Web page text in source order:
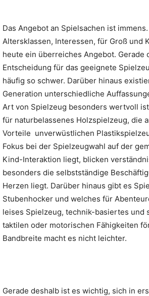
Das Angebot an Spielsachen ist
Altersklassen, Interessen, für Groß und
heute ein überreiches Angebot. Gerade
Entscheidung für das geeignete
häufig so schwer. Darüber hinaus
Generation unterschiedliche
Art von Spielzeug besonders wertvoll
für naturbelassenes Holzspielzeug, die
Vorteile unverwüstlichen
Fokus bei der Spielzeugwahl auf der
Kind-Interaktion liegt, blicken
besonders die selbstständige
Herzen liegt. Darüber hinaus gibt es
Stubenhocker und welches für
leises Spielzeug, technik-basiertes und
taktilen oder motorischen Fähigkeiten
Bandbreite macht es nicht leichter.
Gerade deshalb ist es wichtig, sich in